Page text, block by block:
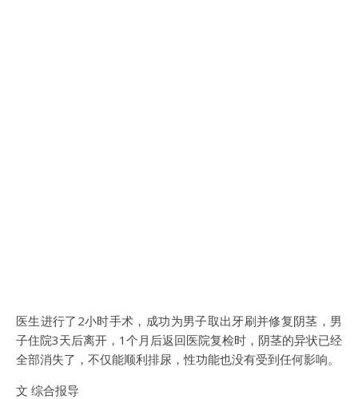
医生进行了2小时手术，成功为男子取出牙刷并修复阴茎，男
子住院3天后离开，1个月后返回医院复检时，阴茎的异状已经
全部消失了，不仅能顺利排尿，性功能也没有受到任何影响。
文 综合报导